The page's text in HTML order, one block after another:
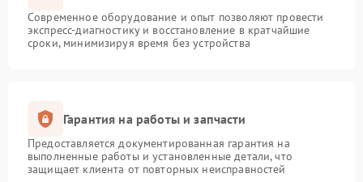
Современное оборудование и опыт позволяют провести
экспресс-диагностику и восстановление в кратчайшие
сроки, минимизируя время без устройства
Гарантия на работы и запчасти
Предоставляется документированная гарантия на
выполненные работы и установленные детали, что
защищает клиента от повторных неисправностей